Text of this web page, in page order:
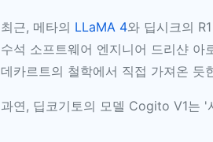
최근, 메타의 LLaMA 4와 딥시크의
수석 소프트웨어 엔지니어 드리샨 아
데카르트의 철학에서 직접 가져온 듯
과연, 딥코기토의 모델 Cogito V1는 '